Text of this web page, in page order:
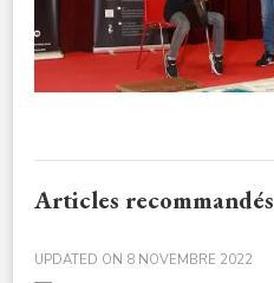
Articles recommandés
UPDATED ON 8 NOVEMBRE 2022